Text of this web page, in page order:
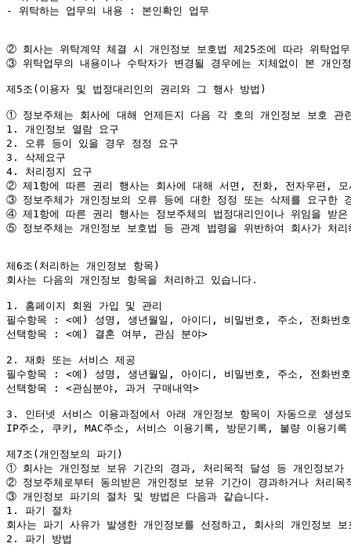
- 위탁하는 업무의 내용 : 본인확인 업무
②
③ 위탁업무의 내용이나 수탁자가 변경될 경우에는 지체없이 본 개인
제5조(이용자 및 법정대리인의 권리와 그 행사 방법)
① 정보주체는 회사에 대해 언제든지 다음 각 호의 개인정보 보호 관
1. 개인정보 열람 요구
2. 오류 등이 있을 경우 정정 요구
3. 삭제요구
②
③
④
⑤ 정보주체는 개인정보 보호법 등 관계 법령을 위반하여 회사가 처
제6조(처리하는 개인정보 항목)
회사는 다음의 개인정보 항목을 처리하고 있습니다.
1. 홈페이지 회원 가입 및 관리
필수항목 : <예) 성명, 생년월일, 아이디, 비밀번호, 주소, 전화번
선택항목 : <예) 결혼 여부, 관심 분야>
2. 재화 또는 서비스 제공
필수항목 : <예) 성명, 생년월일, 아이디, 비밀번호, 주소, 전화번
선택항목 : <관심분야, 과거 구매내역>
3. 인터넷 서비스 이용과정에서 아래 개인정보 항목이 자동으로 생성
IP주소, 쿠키, MAC주소, 서비스 이용기록, 방문기록, 불량 이용기록
①
②
③ 개인정보 파기의 절차 및 방법은 다음과 같습니다.
1. 파기 절차
회사는 파기 사유가 발생한 개인정보를 선정하고, 회사의 개인정보
2. 파기 방법